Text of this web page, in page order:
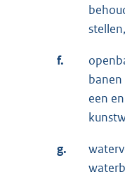
f.
een
g.